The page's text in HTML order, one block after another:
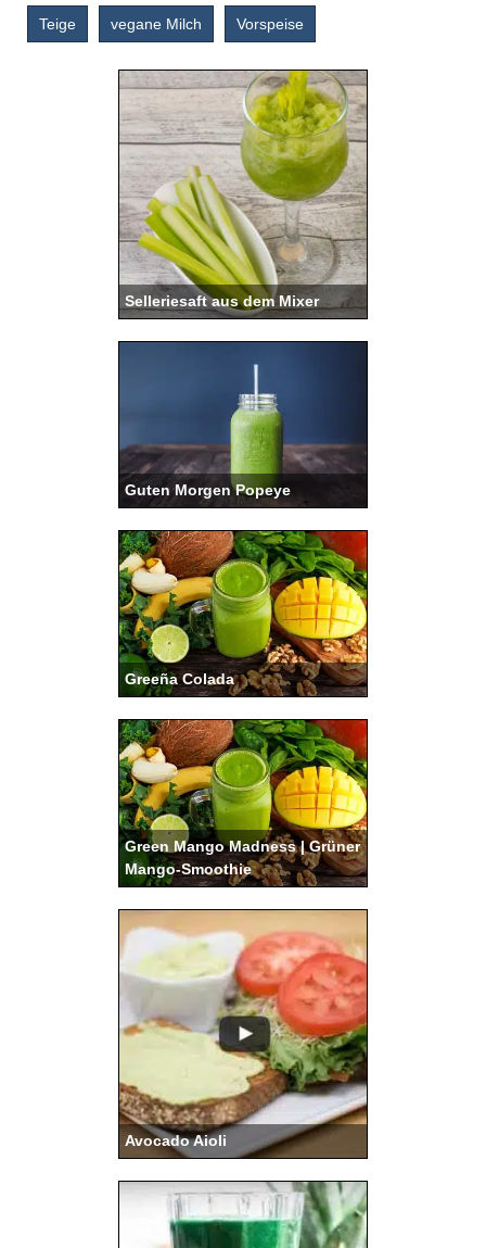
Teige vegane Milch Vorspeise
Selleriesaft aus dem Mixer
Guten Morgen Popeye
Greeña Colada
Green Mango Madness | Grüner
Mango-Smoothie
Avocado Aioli